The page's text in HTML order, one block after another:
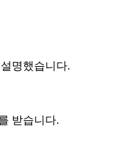
명했습니다.
받습니다.